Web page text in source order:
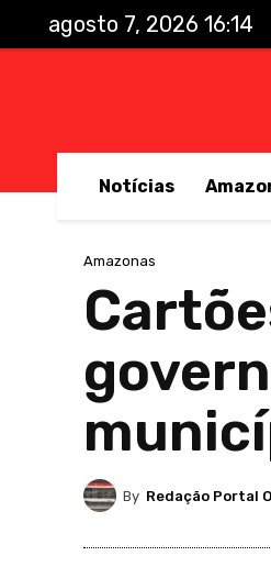
agosto 7, 2026 16:14
Notícias
Amazonas
By Redação Portal